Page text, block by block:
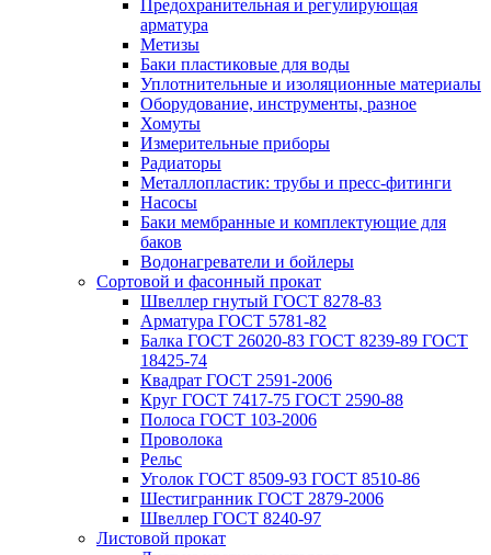
Предохранительная и регулирующая
арматура
Метизы
Баки пластиковые для воды
Уплотнительные и изоляционные материалы
Оборудование, инструменты, разное
Хомуты
Измерительные приборы
Радиаторы
Металлопластик: трубы и пресс-фитинги
Насосы
Баки мембранные и комплектующие для
баков
Водонагреватели и бойлеры
Сортовой и фасонный прокат
Швеллер гнутый ГОСТ 8278-83
Арматура ГОСТ 5781-82
Балка ГОСТ 26020-83 ГОСТ 8239-89 ГОСТ
18425-74
Квадрат ГОСТ 2591-2006
Круг ГОСТ 7417-75 ГОСТ 2590-88
Полоса ГОСТ 103-2006
Проволока
Рельс
Уголок ГОСТ 8509-93 ГОСТ 8510-86
Шестигранник ГОСТ 2879-2006
Швеллер ГОСТ 8240-97
Листовой прокат